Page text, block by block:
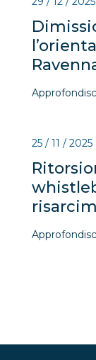
25 / 11 / 2025